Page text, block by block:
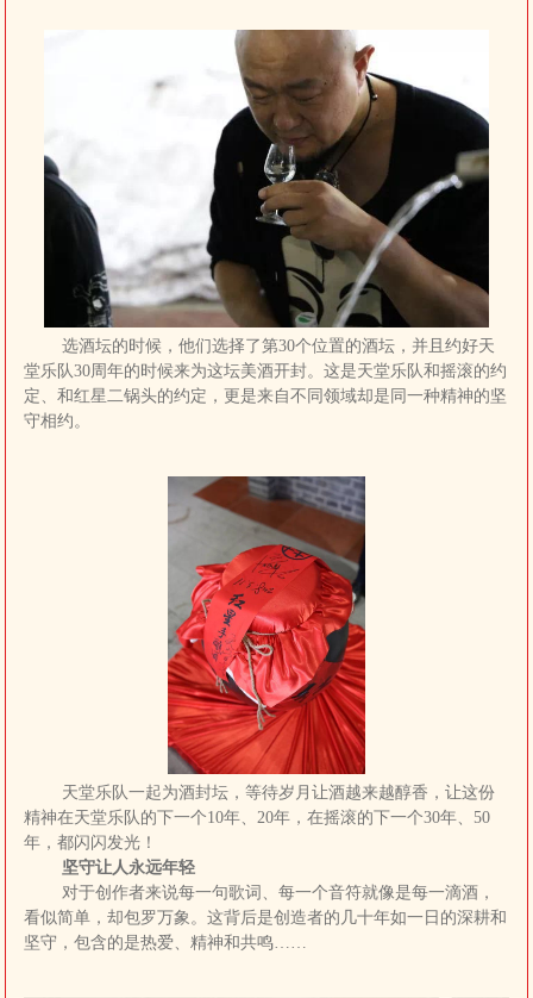
选酒坛的时候，他们选择了第30个位置的酒坛，并且约好天
堂乐队30周年的时候来为这坛美酒开封。这是天堂乐队和摇滚的约
定、和红星二锅头的约定，更是来自不同领域却是同一种精神的坚
守相约。
天堂乐队一起为酒封坛，等待岁月让酒越来越醇香，让这份
精神在天堂乐队的下一个10年、20年，在摇滚的下一个30年、50
年，都闪闪发光！
坚守让人永远年轻
对于创作者来说每一句歌词、每一个音符就像是每一滴酒，
看似简单，却包罗万象。这背后是创造者的几十年如一日的深耕和
坚守，包含的是热爱、精神和共鸣……